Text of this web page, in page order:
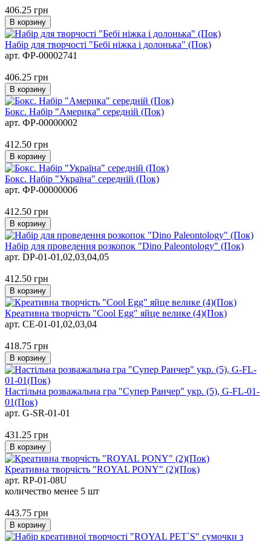
406.25 грн
В корзину
Набір для творчості "Бебі ніжка і долонька" (Пок)
арт. ФР-00002741
406.25 грн
В корзину
Бокс. Набір "Америка" середній (Пок)
арт. ФР-00000002
412.50 грн
В корзину
Бокс. Набір "Україна" середній (Пок)
арт. ФР-00000006
412.50 грн
В корзину
Набір для проведення розкопок "Dino Paleontology" (Пок)
арт. DP-01-01,02,03,04,05
412.50 грн
В корзину
Креативна творчість "Cool Egg" яйце велике (4)(Пок)
арт. CE-01-01,02,03,04
418.75 грн
В корзину
Настільна розважальна гра "Супер Ранчер" укр. (5), G-FL-01-
01(Пок)
арт. G-SR-01-01
431.25 грн
В корзину
Креативна творчість "ROYAL PONY" (2)(Пок)
арт. RP-01-08U
количество менее 5 шт
443.75 грн
В корзину